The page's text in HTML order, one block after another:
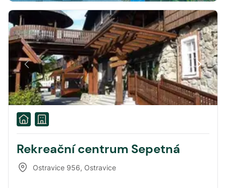
Rekreační centrum Sepetná
Ostravice 956, Ostravice